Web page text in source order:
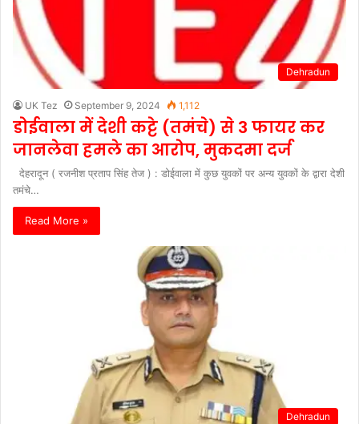
Dehradun
UK Tez September 9, 2024 1,112
डोईवाला में देशी कट्टे (तमंचे) से 3 फायर कर
जानलेवा हमले का आरोप, मुकदमा दर्ज
देहरादून ( रजनीश प्रताप सिंह तेज ) : डोईवाला में कुछ युवकों पर अन्य युवकों के द्वारा देशी
तमंचे…
Read More »
Dehradun